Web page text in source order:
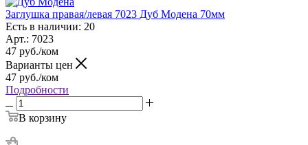
Заглушка правая/левая 7023 Дуб Модена 70мм
Есть в наличии: 20
Арт.: 7023
47 руб./ком
Варианты цен
47 руб./ком
Подробности
В корзину